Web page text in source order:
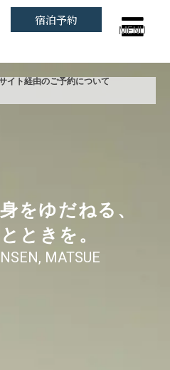
宿泊予約
MENU
イト経由のご予約について
をゆだねる、
ときを。
MATSUE